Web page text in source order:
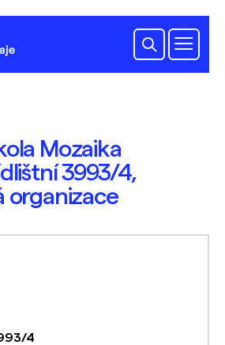
Mozaika
3993/4,
organizace
4